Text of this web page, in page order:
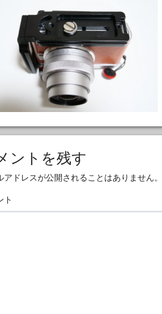
ントを残す
アドレスが公開されることはありません。
ト